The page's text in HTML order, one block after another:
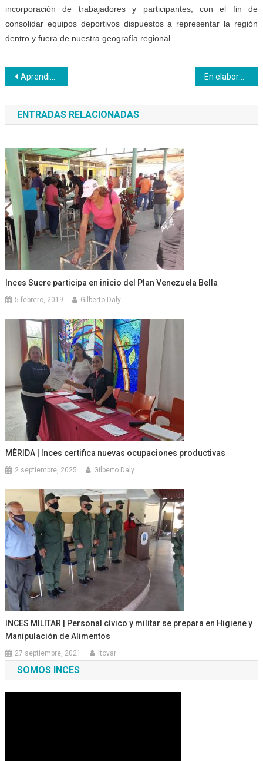
incorporación de trabajadores y participantes, con el fin de
consolidar equipos deportivos dispuestos a representar la región
dentro y fuera de nuestra geografía regional.
Navegación
de
entradas
Aprendices realizan toma cultural en liceos bolivarianos de El Vigía En elaboración de alpargatas se forman habitantes de la parroquia El Cambio
ENTRADAS RELACIONADAS
Inces Sucre participa en inicio del Plan Venezuela Bella
5 febrero, 2019 Gilberto Daly
MÈRIDA | Inces certifica nuevas ocupaciones productivas
2 septiembre, 2025 Gilberto Daly
INCES MILITAR | Personal cívico y militar se prepara en Higiene y
Manipulación de Alimentos
27 septiembre, 2021 ltovar
SOMOS INCES